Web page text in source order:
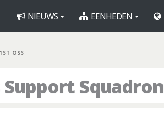
NIEUWS EENHEDEN
OSS
Squadron